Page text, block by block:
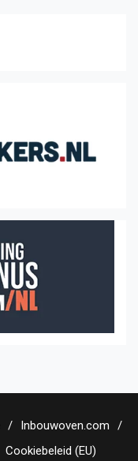
Inbouwoven.com
Cookiebeleid (EU)